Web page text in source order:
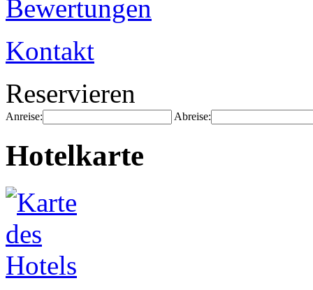
Bewertungen
Kontakt
Reservieren
Anreise: Abreise:
Hotelkarte